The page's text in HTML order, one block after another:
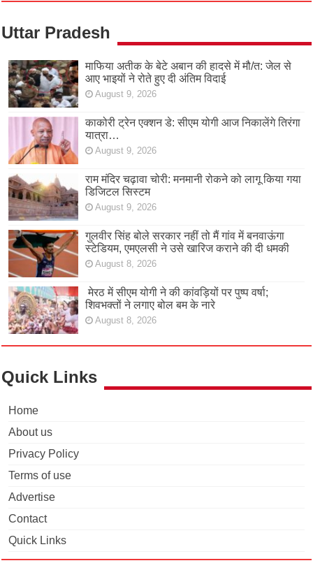
Uttar Pradesh
माफिया अतीक के बेटे अबान की हादसे में मौ/त: जेल से
आए भाइयों ने रोते हुए दी अंतिम विदाई
August 9, 2026
काकोरी ट्रेन एक्शन डे: सीएम योगी आज निकालेंगे तिरंगा
यात्रा…
August 9, 2026
राम मंदिर चढ़ावा चोरी: मनमानी रोकने को लागू किया गया
डिजिटल सिस्टम
August 9, 2026
गुलवीर सिंह बोले सरकार नहीं तो मैं गांव में बनवाऊंगा
स्टेडियम, एमएलसी ने उसे खारिज कराने की दी धमकी
August 8, 2026
मेरठ में सीएम योगी ने की कांवड़ियों पर पुष्प वर्षा;
शिवभक्तों ने लगाए बोल बम के नारे
August 8, 2026
Quick Links
Home
About us
Privacy Policy
Terms of use
Advertise
Contact
Quick Links